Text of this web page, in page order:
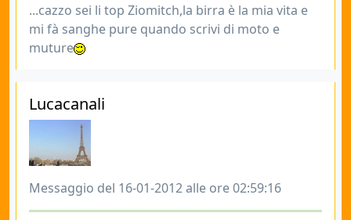
...cazzo sei li top Ziomitch,la birra è la mia vita e
mi fà sanghe pure quando scrivi di moto e
muture
Lucacanali
Messaggio del 16-01-2012 alle ore 02:59:16